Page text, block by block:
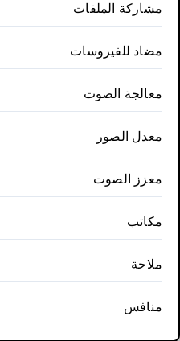
مشاركة الملفات
مضاد للفيروسات
معالجة الصوت
معدل الصور
معزز الصوت
مكاتب
ملاحة
منافس